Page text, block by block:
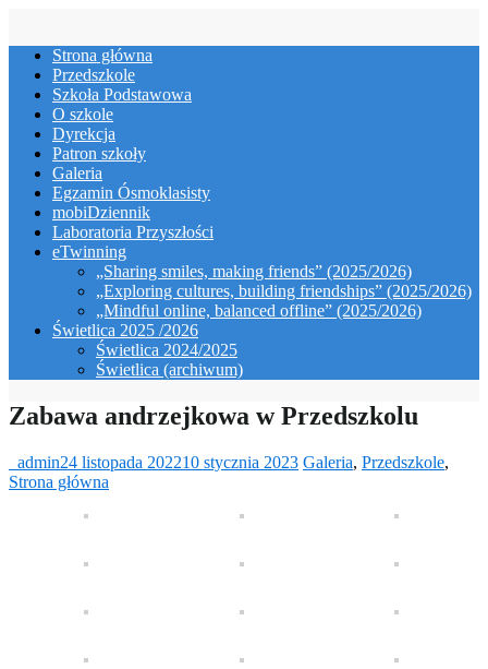
contentStrona główna
Przedszkole
Szkoła Podstawowa
O szkole
Dyrekcja
Patron szkoły
Galeria
Egzamin Ósmoklasisty
mobiDziennik
Laboratoria Przyszłości
eTwinning
„Sharing smiles, making friends” (2025/2026)
„Exploring cultures, building friendships” (2025/2026)
„Mindful online, balanced offline” (2025/2026)
Świetlica 2025 /2026
Świetlica 2024/2025
Świetlica (archiwum)
Zabawa andrzejkowa w Przedszkolu
_admin24 listopada 202210 stycznia 2023 Galeria, Przedszkole,
Strona główna